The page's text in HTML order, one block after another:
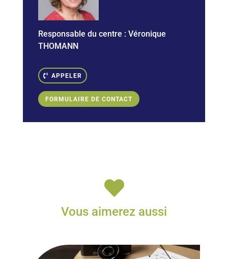
Responsable du centre : Véronique
THOMANN
APPELER
FORMULAIRE DE CONTACT

Vous aimerez aussi